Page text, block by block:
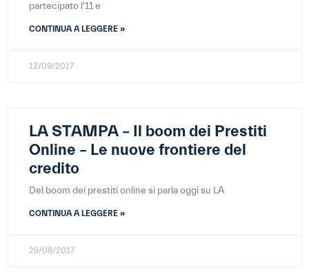
partecipato l'11 e
CONTINUA A LEGGERE »
12/09/2017
LA STAMPA – Il boom dei Prestiti
Online – Le nuove frontiere del
credito
Del boom dei prestiti online si parla oggi su LA
CONTINUA A LEGGERE »
29/08/2017